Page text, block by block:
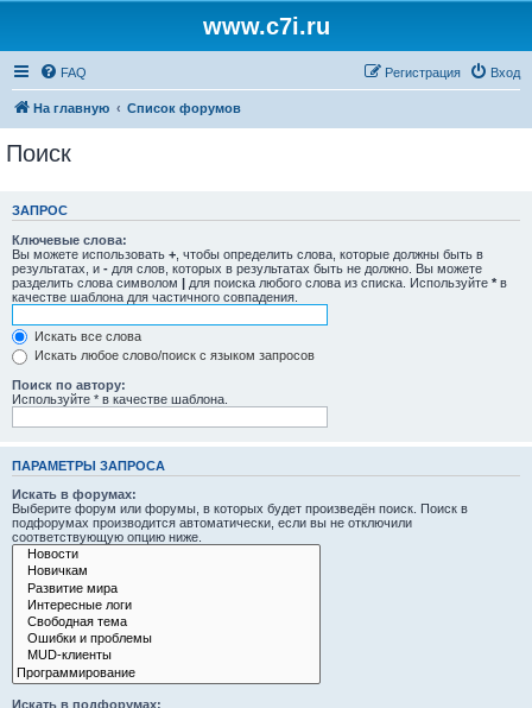
www.c7i.ru
FAQ Вход
Регистрация
На главную Список форумов
Поиск
ЗАПРОС
Ключевые слова:
Вы можете использовать + , чтобы определить слова, которые должны быть в
результатах, и - для слов, которых в результатах быть не должно. Вы можете
разделить слова символом | для поиска любого слова из списка. Используйте * в
качестве шаблона для частичного совпадения.
Искать все слова
Искать любое слово/поиск с языком запросов
Поиск по автору:
Используйте * в качестве шаблона.
ПАРАМЕТРЫ ЗАПРОСА
Искать в форумах:
Выберите форум или форумы, в которых будет произведён поиск. Поиск в
подфорумах производится автоматически, если вы не отключили
соответствующую опцию ниже.
Искать в подфорумах: